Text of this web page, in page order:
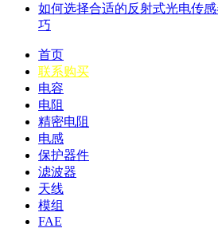
如何选择合适的反射式光电传
巧
首页
联系购买
电容
电阻
精密电阻
电感
保护器件
滤波器
天线
模组
FAE